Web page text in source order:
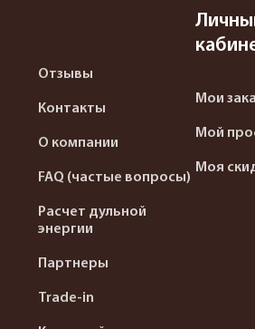
Отзывы
Контакты
О компании
FAQ (частые вопросы)
Расчет дульной
энергии
Партнеры
Trade-in
Мои
Мой
Моя